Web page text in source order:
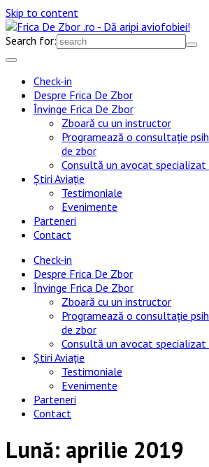
Skip to content
Search for:
Check-in
Despre Frica De Zbor
Învinge Frica De Zbor
Zboară cu un instructor
Programează o consultație
de zbor
Consultă un avocat
Știri Aviație
Testimoniale
Evenimente
Parteneri
Contact
Check-in
Despre Frica De Zbor
Învinge Frica De Zbor
Zboară cu un instructor
Programează o consultație
de zbor
Consultă un avocat
Știri Aviație
Testimoniale
Evenimente
Parteneri
Contact
Lună: aprilie 2019